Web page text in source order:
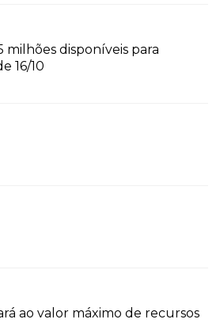
milhões disponíveis para
16/10
ao valor máximo de recursos